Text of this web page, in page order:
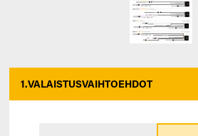
1.VALAISTUSVAIHTOEHDOT